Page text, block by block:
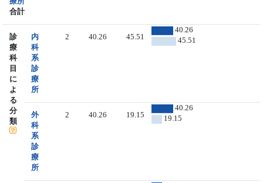
合計
診
療
科
目
に
よ
る
分
類
内
科
系
診
療
所
2 40.26 45.51
40.26
45.51
外
科
系
診
療
所
2 40.26 19.15
40.26
19.15